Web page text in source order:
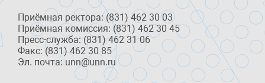
Приёмная ректора: (831) 462 30 03
Приёмная комиссия: (831) 462 30 45
Пресс-служба: (831) 462 31 06
Факс: (831) 462 30 85
Эл. почта: unn@unn.ru